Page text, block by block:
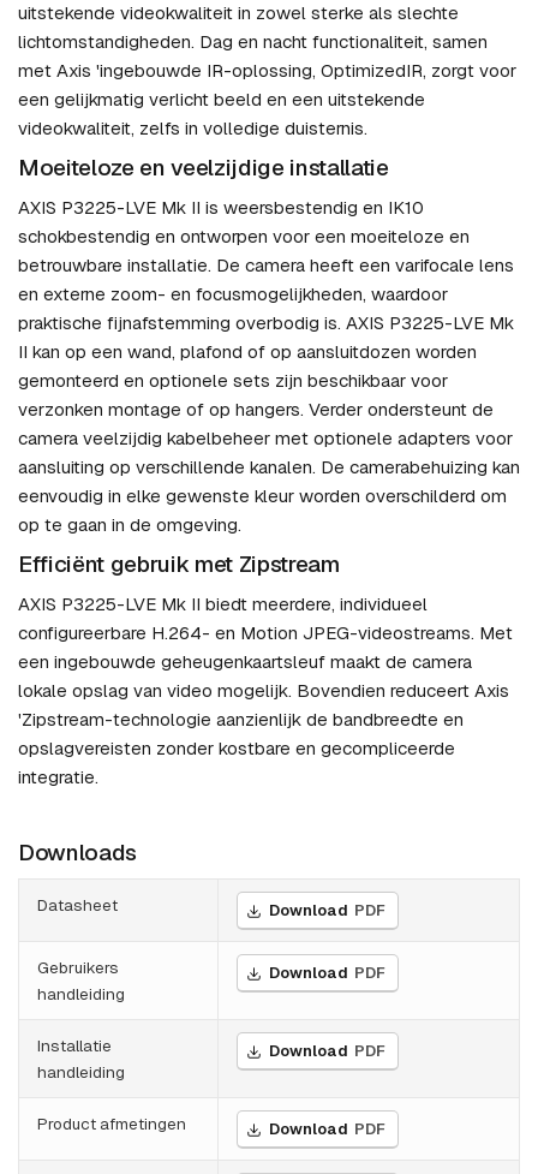
uitstekende videokwaliteit in zowel sterke als slechte
lichtomstandigheden. Dag en nacht functionaliteit, samen
met Axis 'ingebouwde IR-oplossing, OptimizedIR, zorgt voor
een gelijkmatig verlicht beeld en een uitstekende
videokwaliteit, zelfs in volledige duisternis.
Moeiteloze en veelzijdige installatie
AXIS P3225-LVE Mk II is weersbestendig en IK10
schokbestendig en ontworpen voor een moeiteloze en
betrouwbare installatie. De camera heeft een varifocale lens
en externe zoom- en focusmogelijkheden, waardoor
praktische fijnafstemming overbodig is. AXIS P3225-LVE Mk
II kan op een wand, plafond of op aansluitdozen worden
gemonteerd en optionele sets zijn beschikbaar voor
verzonken montage of op hangers. Verder ondersteunt de
camera veelzijdig kabelbeheer met optionele adapters voor
aansluiting op verschillende kanalen. De camerabehuizing kan
eenvoudig in elke gewenste kleur worden overschilderd om
op te gaan in de omgeving.
Efficiënt gebruik met Zipstream
AXIS P3225-LVE Mk II biedt meerdere, individueel
configureerbare H.264- en Motion JPEG-videostreams. Met
een ingebouwde geheugenkaartsleuf maakt de camera
lokale opslag van video mogelijk. Bovendien reduceert Axis
'Zipstream-technologie aanzienlijk de bandbreedte en
opslagvereisten zonder kostbare en gecompliceerde
integratie.
Downloads
Datasheet Download PDF
Gebruikers
handleiding
Download PDF
Installatie
handleiding
Download PDF
Product afmetingen Download PDF